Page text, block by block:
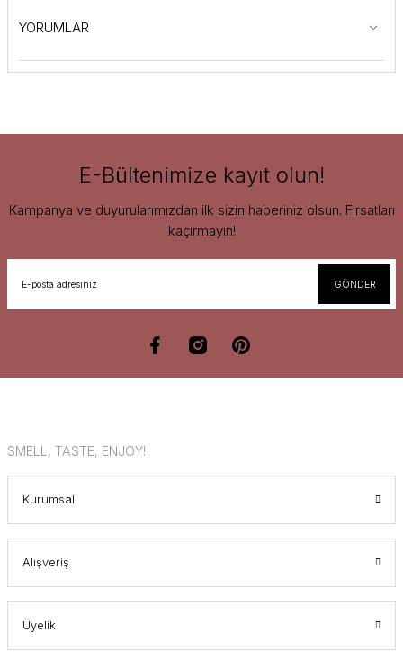
YORUMLAR
E-Bültenimize kayıt olun!
Kampanya ve duyurularımızdan ilk sizin haberiniz olsun. Fırsatları
kaçırmayın!
GÖNDER
SMELL, TASTE, ENJOY!
Kurumsal
Alışveriş
Üyelik